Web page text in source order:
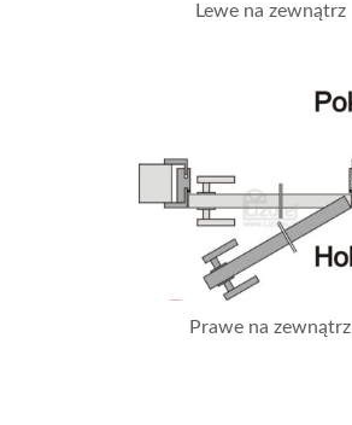
Lewe na zewnątrz
Prawe na zewnątrz